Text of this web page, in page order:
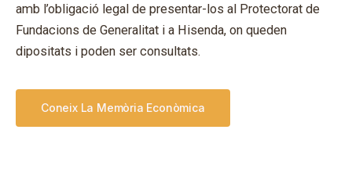
amb l’obligació legal de presentar-los al Protectorat de
Fundacions de Generalitat i a Hisenda, on queden
dipositats i poden ser consultats.
Coneix La Memòria Econòmica